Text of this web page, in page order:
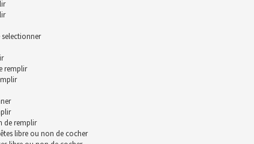
remplir
de remplir
libre ou non de cocher